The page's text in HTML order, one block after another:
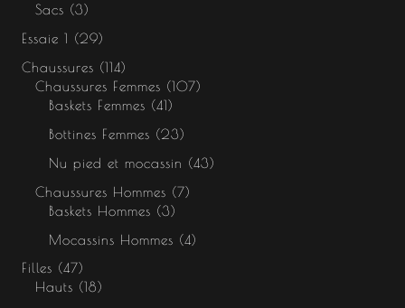
Sacs
3
Essaie 1
29
Chaussures
114
Chaussures Femmes
107
Baskets Femmes
41
Bottines Femmes
23
Nu pied et mocassin
43
Chaussures Hommes
7
Baskets Hommes
3
Mocassins Hommes
4
Filles
47
Hauts
18